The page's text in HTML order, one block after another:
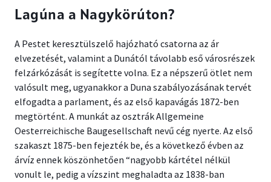
Lagúna a Nagykörúton?
A Pestet keresztülszelő hajózható csatorna az ár
elvezetését, valamint a Dunától távolabb eső városrészek
felzárkózását is segítette volna. Ez a népszerű ötlet nem
valósult meg, ugyanakkor a Duna szabályozásának tervét
elfogadta a parlament, és az első kapavágás 1872-ben
megtörtént. A munkát az osztrák Allgemeine
Oesterreichische Baugesellschaft nevű cég nyerte. Az első
szakaszt 1875-ben fejezték be, és a következő évben az
árvíz ennek köszönhetően “nagyobb kártétel nélkül
vonult le, pedig a vízszint meghaladta az 1838-ban